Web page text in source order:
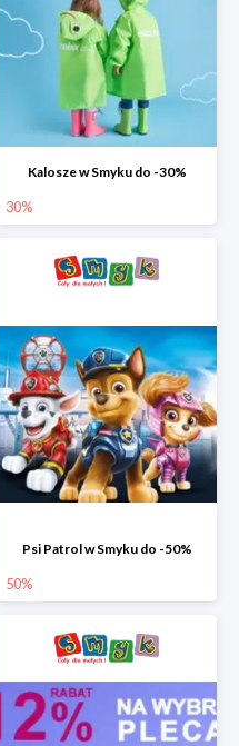
Kalosze w Smyku do -30%
30%
Psi Patrol w Smyku do -50%
50%